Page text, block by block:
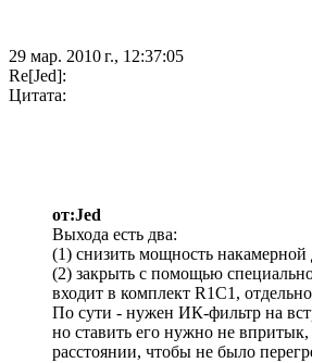
29 мар. 2010 г., 12:37:05
Re[Jed]:
Цитата:
от:Jed
Выхода есть два:
(1) снизить мощность
(2) закрыть с помощью
входит в комплект R1C1,
По сути - нужен ИК-фильтр на
но ставить его нужно не
расстоянии, чтобы не было